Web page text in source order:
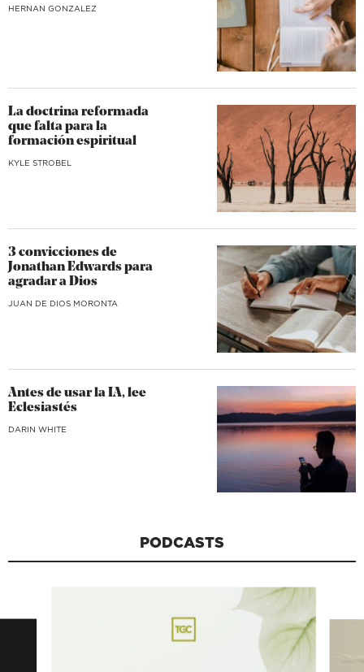
HERNAN GONZALEZ
La doctrina reformada
que falta para la
formación espiritual
KYLE STROBEL
3 convicciones de
Jonathan Edwards para
agradar a Dios
JUAN DE DIOS MORONTA
Antes de usar la IA, lee
Eclesiastés
DARIN WHITE
PODCASTS